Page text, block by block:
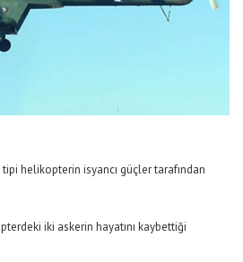
helikopterin isyancı güçler tarafından
iki askerin hayatını kaybettiği